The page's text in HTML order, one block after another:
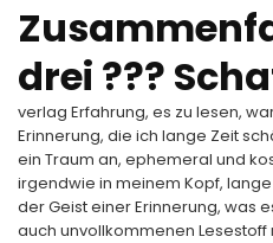
drei ???
verlag Erfahrung, es zu lesen,
Erinnerung, die ich lange Zeit
ein Traum an, ephemeral und
irgendwie in meinem Kopf,
der Geist einer Erinnerung, was
auch unvollkommenen Lesestoff